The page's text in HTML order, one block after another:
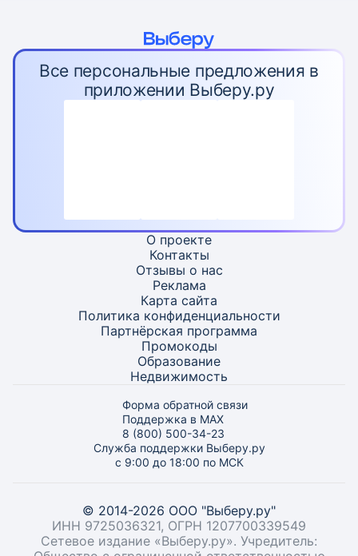
Все персональные предложения в
приложении Выберу.ру
О проекте
Контакты
Отзывы о нас
Реклама
Карта сайта
Политика конфиденциальности
Партнёрская программа
Промокоды
Образование
Недвижимость
Форма обратной связи
Поддержка в MAX
8 (800) 500-34-23
Служба поддержки Выберу.ру
с 9:00 до 18:00 по МСК
© 2014-2026 ООО "Выберу.ру"
ИНН 9725036321, ОГРН 1207700339549
Сетевое издание «Выберу.ру». Учредитель: